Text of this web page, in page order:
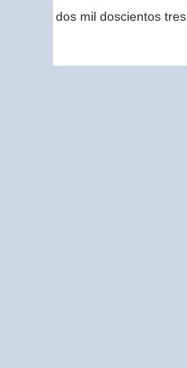
dos mil doscientos tres